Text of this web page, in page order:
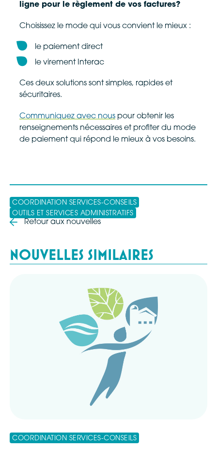
ligne pour le règlement de vos factures?
Choisissez le mode qui vous convient le mieux :
le paiement direct
le virement Interac
Ces deux solutions sont simples, rapides et
sécuritaires.
Communiquez avec nous pour obtenir les
renseignements nécessaires et profiter du mode
de paiement qui répond le mieux à vos besoins.
Retour aux nouvelles
COORDINATION SERVICES-CONSEILS
OUTILS ET SERVICES ADMINISTRATIFS
NOUVELLES SIMILAIRES
COORDINATION SERVICES-CONSEILS